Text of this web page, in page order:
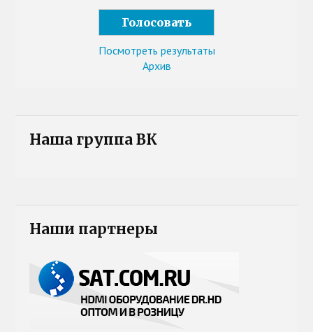
Посмотреть результаты
Архив
Наша группа ВК
Наши партнеры